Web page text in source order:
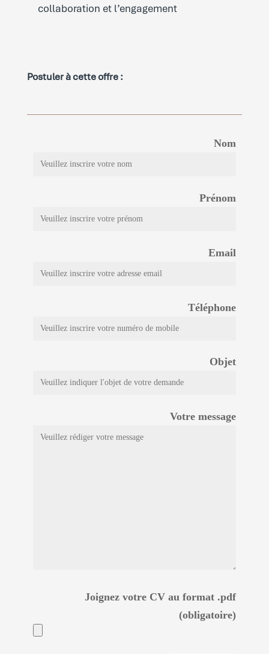
collaboration et l’engagement
Postuler à cette offre :
Nom
Prénom
Email
Téléphone
Objet
Votre message
Joignez votre CV au format .pdf
(obligatoire)